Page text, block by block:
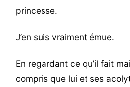
princesse.
J’en suis vraiment émue.
En regardant ce qu’il fait
compris que lui et ses